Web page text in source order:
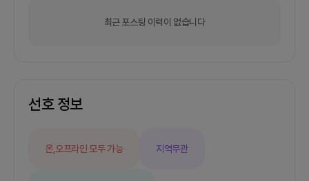
최근 포스팅 이력이 없습니다
선호 정보
온,오프라인 모두 가능 지역무관